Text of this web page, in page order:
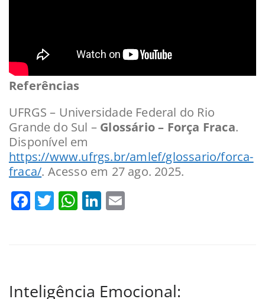
Referências
UFRGS – Universidade Federal do Rio
Grande do Sul – Glossário – Força Fraca.
Disponível em
https://www.ufrgs.br/amlef/glossario/forca-
fraca/. Acesso em 27 ago. 2025.
Facebook
Twitter
WhatsApp
LinkedIn
Inteligência Emocional: